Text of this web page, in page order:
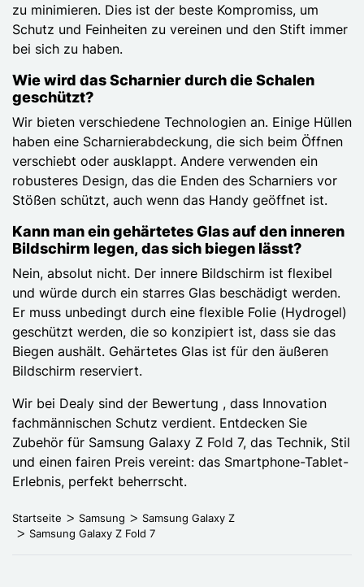
zu minimieren. Dies ist der beste Kompromiss, um
Schutz und Feinheiten zu vereinen und den Stift immer
bei sich zu haben.
Wie wird das Scharnier durch die Schalen
geschützt?
Wir bieten verschiedene Technologien an. Einige Hüllen
haben eine Scharnierabdeckung, die sich beim Öffnen
verschiebt oder ausklappt. Andere verwenden ein
robusteres Design, das die Enden des Scharniers vor
Stößen schützt, auch wenn das Handy geöffnet ist.
Kann man ein gehärtetes Glas auf den inneren
Bildschirm legen, das sich biegen lässt?
Nein, absolut nicht. Der innere Bildschirm ist flexibel
und würde durch ein starres Glas beschädigt werden.
Er muss unbedingt durch eine flexible Folie (Hydrogel)
geschützt werden, die so konzipiert ist, dass sie das
Biegen aushält. Gehärtetes Glas ist für den äußeren
Bildschirm reserviert.
Wir bei Dealy sind der Bewertung , dass Innovation
fachmännischen Schutz verdient. Entdecken Sie
Zubehör für Samsung Galaxy Z Fold 7, das Technik, Stil
und einen fairen Preis vereint: das Smartphone-Tablet-
Erlebnis, perfekt beherrscht.
Startseite Samsung
Samsung Galaxy Z
Samsung Galaxy Z Fold 7